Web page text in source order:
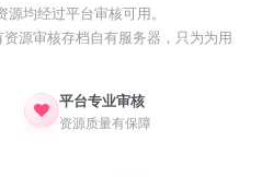
均经过平台审核可用。
源审核存档自有服务器，只为为用
平台专业审核
资源质量有保障